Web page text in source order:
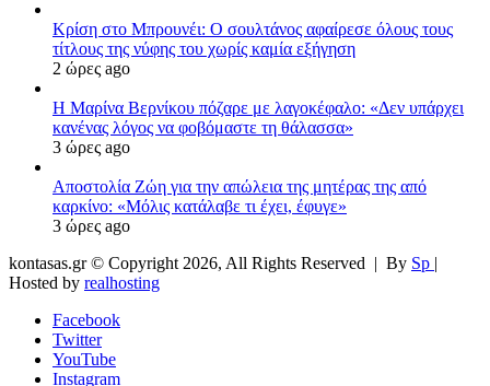
Κρίση στο Μπρουνέι: Ο σουλτάνος αφαίρεσε όλους τους
τίτλους της νύφης του χωρίς καμία εξήγηση
2 ώρες ago
Η Μαρίνα Βερνίκου πόζαρε με λαγοκέφαλο: «Δεν υπάρχει
κανένας λόγος να φοβόμαστε τη θάλασσα»
3 ώρες ago
Αποστολία Ζώη για την απώλεια της μητέρας της από
καρκίνο: «Μόλις κατάλαβε τι έχει, έφυγε»
3 ώρες ago
kontasas.gr © Copyright 2026, All Rights Reserved | By Sp |
Hosted by realhosting
Facebook
Twitter
YouTube
Instagram